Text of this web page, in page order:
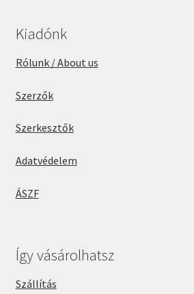
Kiadónk
Rólunk / About us
Szerzők
Szerkesztők
Adatvédelem
ÁSZF
Így vásárolhatsz
Szállítás